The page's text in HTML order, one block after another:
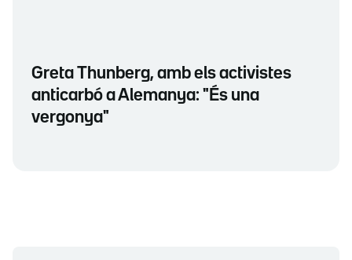
Greta Thunberg, amb els activistes
anticarbó a Alemanya: "És una
vergonya"